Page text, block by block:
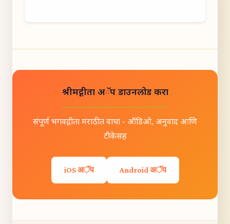
श्रीमद्गीता अॅप डाउनलोड करा
संपूर्ण भगवद्गीता मराठीत वाचा - ऑडिओ, अनुवाद आणि
टीकेसह
iOS अॅप Android अॅप